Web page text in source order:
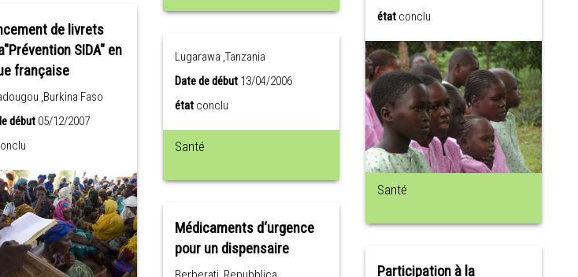
de livrets
française
,Burkina Faso
début05/12/2007
Lugarawa ,Tanzania
Date de début13/04/2006
état conclu
Santé
Médicaments d‘urgence
pour un dispensaire
état conclu
Santé
Participation à la